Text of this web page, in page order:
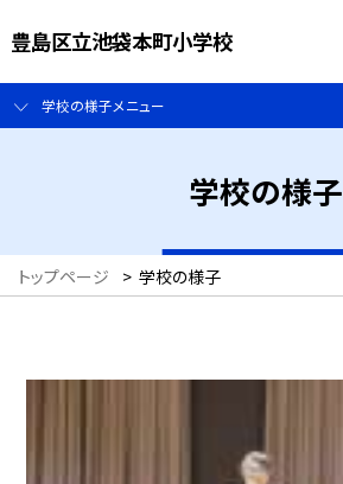
豊島区立池袋本町小学校
学校の様子メニュー
学校の様子
トップページ > 学校の様子